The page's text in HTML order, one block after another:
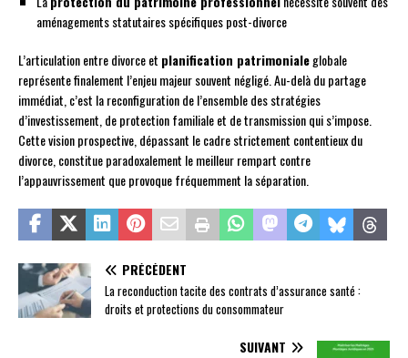
aménagements statutaires spécifiques post-divorce
L’articulation entre divorce et planification patrimonialeglobale
représente finalement l’enjeu majeur souvent négligé. Au-delà du partage
immédiat, c’est la reconfiguration de l’ensemble des stratégies
d’investissement, de protection familiale et de transmission qui s’impose.
Cette vision prospective, dépassant le cadre strictement contentieux du
divorce, constitue paradoxalement le meilleur rempart contre
l’appauvrissement que provoque fréquemment la séparation.
PRÉCÉDENT
La reconduction tacite des contrats d’assurance santé :
droits et protections du consommateur
SUIVANT